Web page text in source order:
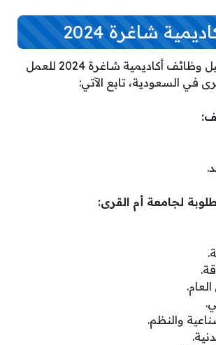
شاغرة 2024
نوضح لكم تفاصيل وظائف أكاديمية شاغرة 2024 للعمل
في السعودية، تابع الآتي:
لجامعة أم القرى:
والنظم.